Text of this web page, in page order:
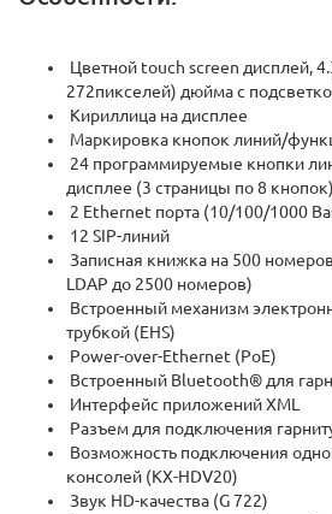
Цветной touch screen дисплей,
272пикселей) дюйма с
Кириллица на дисплее
Маркировка кнопок линий/
24 программируемые кнопки
дисплее (3 страницы по 8 кнопок)
2 Ethernet порта (10/100/1000
12 SIP-линий
Записная книжка на 500
LDAP до 2500 номеров)
Встроенный механизм
трубкой (EHS)
Power-over-Ethernet (PoE)
Встроенный Bluetooth® для
Интерфейс приложений XML
Разъем для подключения
Возможность подключения
консолей (KX-HDV20)
Звук HD-качества (G 722)